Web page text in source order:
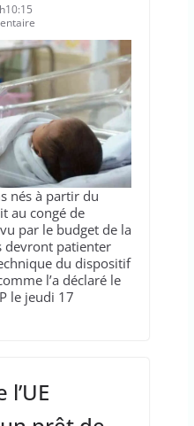
nés à partir du
au congé de
par le budget de la
devront patienter
du dispositif
l’a déclaré le
le jeudi 17